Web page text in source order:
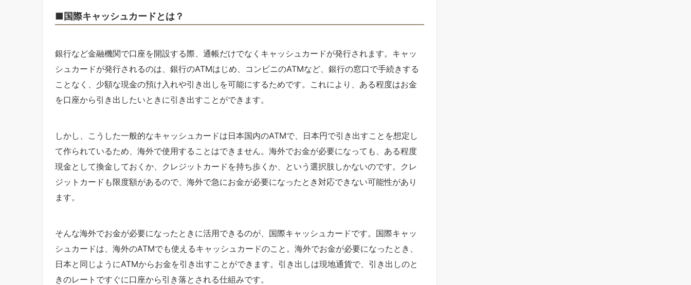
■国際キャッシュカードとは？
銀行など金融機関で口座を開設する際、通帳だけでなくキャッシュカードが発行されます。キャッ
シュカードが発行されるのは、銀行のATMはじめ、コンビニのATMなど、銀行の窓口で手続きする
ことなく、少額な現金の預け入れや引き出しを可能にするためです。これにより、ある程度はお金
を口座から引き出したいときに引き出すことができます。
しかし、こうした一般的なキャッシュカードは日本国内のATMで、日本円で引き出すことを想定し
て作られているため、海外で使用することはできません。海外でお金が必要になっても、ある程度
現金として換金しておくか、クレジットカードを持ち歩くか、という選択肢しかないのです。クレ
ジットカードも限度額があるので、海外で急にお金が必要になったとき対応できない可能性があり
ます。
そんな海外でお金が必要になったときに活用できるのが、国際キャッシュカードです。国際キャッ
シュカードは、海外のATMでも使えるキャッシュカードのこと。海外でお金が必要になったとき、
日本と同じようにATMからお金を引き出すことができます。引き出しは現地通貨で、引き出しのと
きのレートですぐに口座から引き落とされる仕組みです。